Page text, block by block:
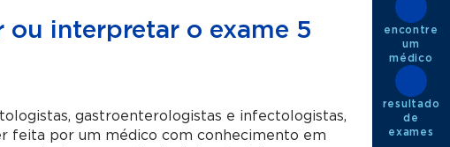
interpretar o exame 5
gastroenterologistas e infectologistas,
feita por um médico com conhecimento em
encontre
um
médico
resultado
de
exames